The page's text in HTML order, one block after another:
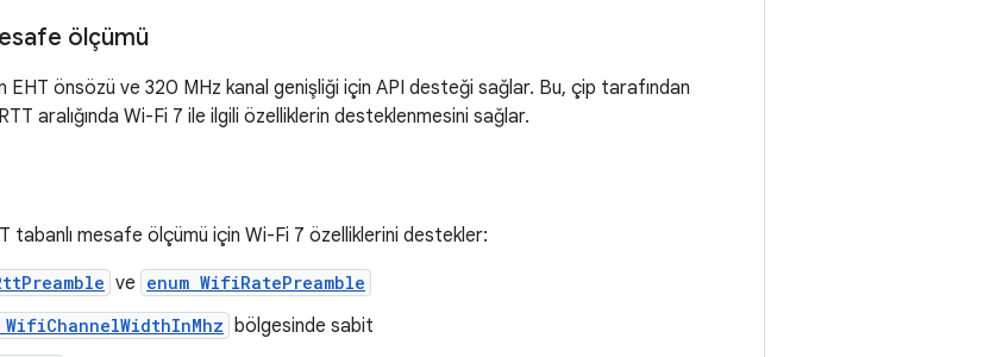
ölçümü
EHT önsözü ve 320 MHz kanal genişliği için API desteği sağlar. Bu, çip tarafından
aralığında Wi-Fi 7 ile ilgili özelliklerin desteklenmesini sağlar.
tabanlı mesafe ölçümü için Wi-Fi 7 özelliklerini destekler:
ve enum WifiRatePreamble
WifiChannelWidthInMhz bölgesinde sabit